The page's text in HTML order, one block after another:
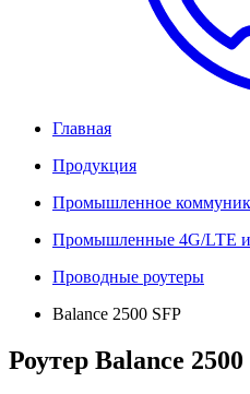
Главная
Продукция
Промышленное
Промышленные 4G/LTE и
Проводные роутеры
Balance 2500 SFP
Роутер Balance 2500